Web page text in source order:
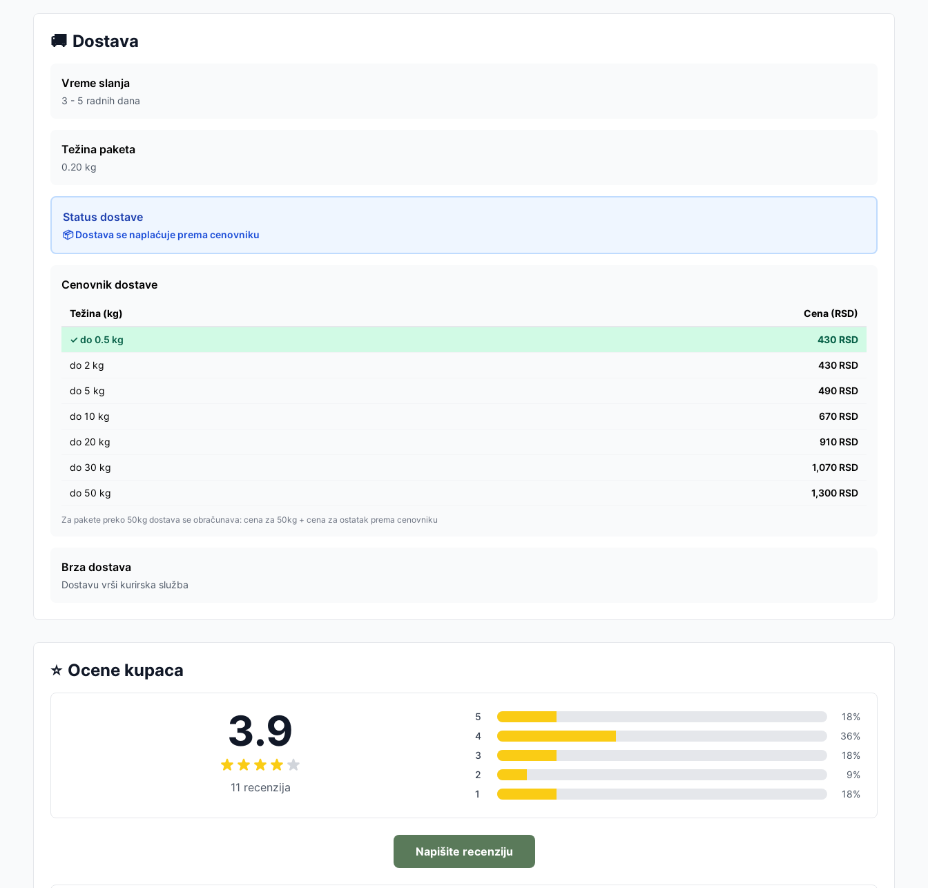
🚚 Dostava
Vreme slanja
3 - 5 radnih dana
Težina paketa
0.20 kg
Status dostave
📦 Dostava se naplaćuje prema cenovniku
Cenovnik dostave
Težina (kg) Cena (RSD)
✓do 0.5 kg 430 RSD
do 2 kg 430 RSD
do 5 kg 490 RSD
do 10 kg 670 RSD
do 20 kg 910 RSD
do 30 kg 1,070 RSD
do 50 kg 1,300 RSD
Za pakete preko 50kg dostava se obračunava: cena za 50kg + cena za ostatak prema cenovniku
Brza dostava
Dostavu vrši kurirska služba
⭐ Ocene kupaca
3.9
11 recenzija
5 18%
4
36%
3
18%
2
9%
1
18%
Napišite recenziju